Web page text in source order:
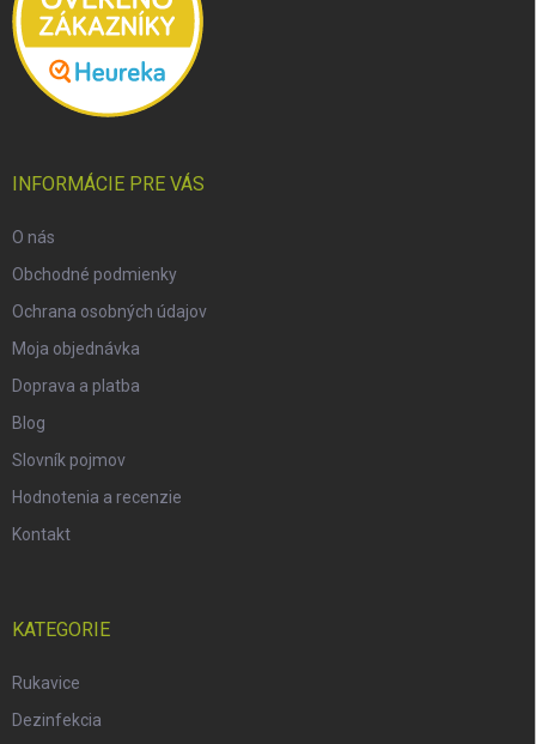
INFORMÁCIE PRE VÁS
O nás
Obchodné podmienky
Ochrana osobných údajov
Moja objednávka
Doprava a platba
Blog
Slovník pojmov
Hodnotenia a recenzie
Kontakt
KATEGORIE
Rukavice
Dezinfekcia